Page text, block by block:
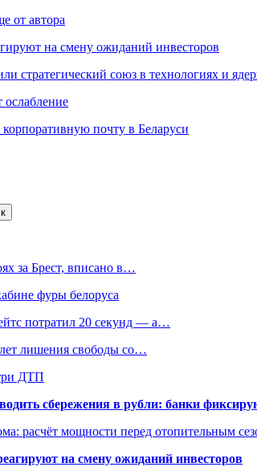
от автора
на смену ожиданий инвесторов
стратегический союз в технологиях и
почту в Беларуси
за Брест, вписано в…
фуры белоруса
потратил 20 секунд — а…
лишения свободы со…
ДТП
сбережения в рубли: банки
расчёт мощности перед отопительным
на смену ожиданий инвесторов